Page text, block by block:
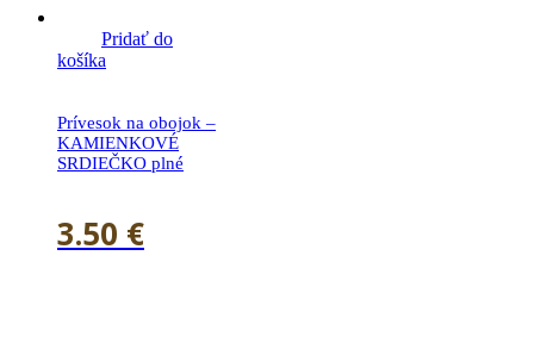
Pridať do
košíka
Prívesok na obojok –
KAMIENKOVÉ
SRDIEČKO plné
3.50 €